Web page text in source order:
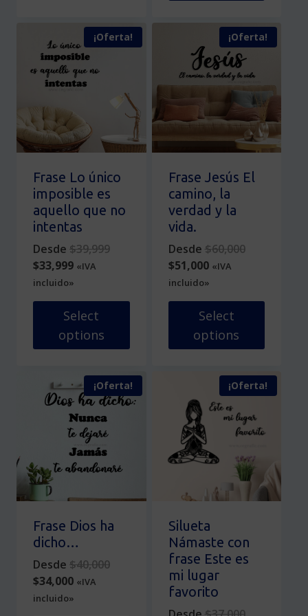
múltiples
variantes.
Las
opciones
se
pueden
elegir
en
la
página
de
producto
múltiples
variantes.
se
pueden
elegir
en
la
página
de
¡Oferta!
Frase Lo único
imposible es
aquello que no
intentas
Desde $39,999Original
$39,999.
$33,999Current
price
is:
$33,999.
«IVA
incluido»
Select
options
tiene
múltiples
variantes.
opciones
se
pueden
elegir
en
la
de
producto
¡Oferta!
Frase Jesús El
camino, la
verdad y la
vida.
Desde $60,000Original
$60,000.
$51,000Current
price
is:
$51,000.
«IVA
incluido»
Select
options
múltiples
variantes.
Las
opciones
elegir
en
la
página
de
producto
¡Oferta!
Frase Dios ha
dicho…
Desde $40,000Original
$34,000Current
price
«IVA
incluido»
¡Oferta!
Silueta
Námaste con
frase Este es
mi lugar
favorito